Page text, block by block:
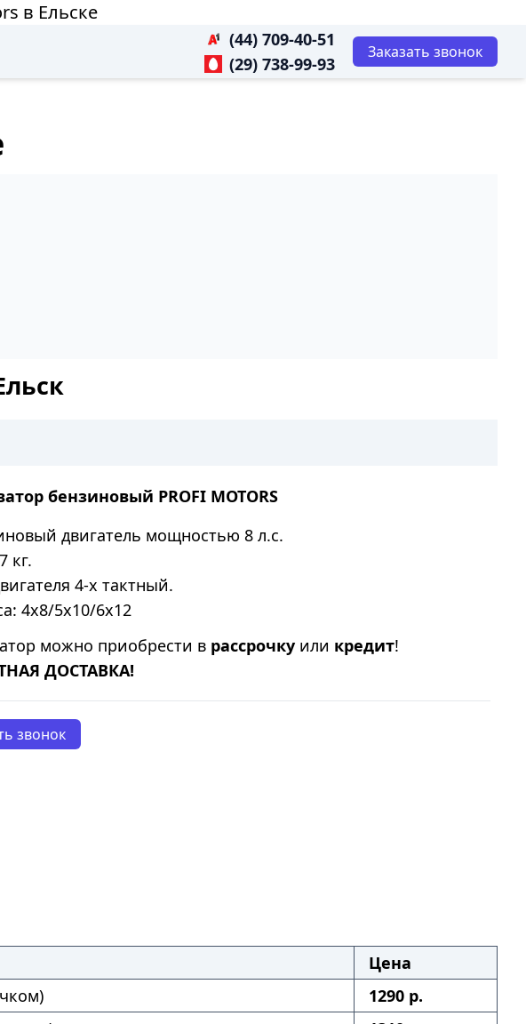
в Ельске
(44) 709-40-51
(29) 738-99-93
Заказать звонок
бензиновый PROFI MOTORS
двигатель мощностью 8 л.с.
кг.
4-х тактный.
4x8/5x10/6x12
можно приобрести в рассрочку или кредит!
ДОСТАВКА!
звонок
Цена
1290 р.